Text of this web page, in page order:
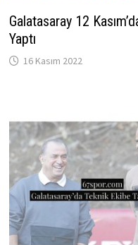
Galatasaray 12
Yaptı
16 Kasım 2022